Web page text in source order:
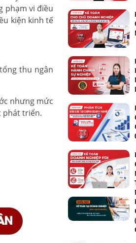
phạm vi điều
kiện kinh tế
thu ngân
nhưng mức
phát triển.